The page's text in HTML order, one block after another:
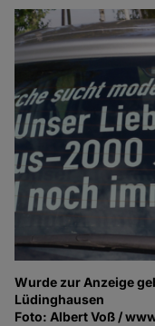
Wurde zur Anzeige
Lüdinghausen
Foto: Albert Voß /